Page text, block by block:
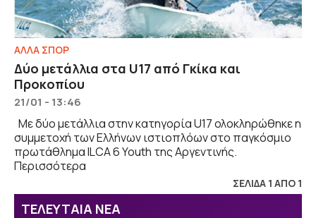
ΑΛΛΑ ΣΠΟΡ
Δύο μετάλλια στα U17 από Γκίκα και
Προκοπίου
21/01 - 13:46
Mε δύο μετάλλια στην κατηγορία U17 ολοκληρώθηκε η
συμμετοχή των Ελλήνων ιστιοπλόων στο παγκόσμιο
πρωτάθλημα ILCA 6 Youth της Αργεντινής.
Περισσότερα
ΣΕΛΙΔΑ 1 ΑΠΟ 1
ΤΕΛΕΥΤΑΙΑ ΝΕΑ